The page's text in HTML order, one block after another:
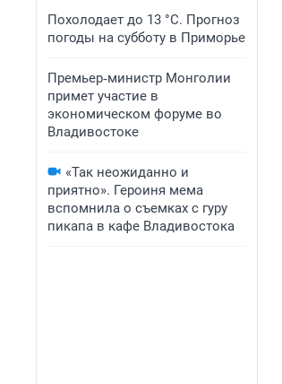
Похолодает до 13 °C. Прогноз
погоды на субботу в Приморье
Премьер‑министр Монголии
примет участие в
экономическом форуме во
Владивостоке
«Так неожиданно и
приятно». Героиня мема
вспомнила о съемках с гуру
пикапа в кафе Владивостока